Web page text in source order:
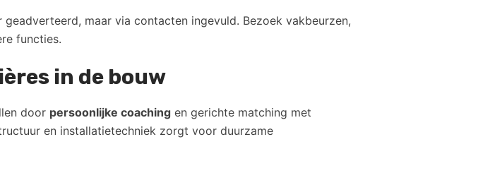
maar via contacten ingevuld. Bezoek vakbeurzen,
functies.
in de bouw
door persoonlijke coaching en gerichte matching met
en installatietechniek zorgt voor duurzame